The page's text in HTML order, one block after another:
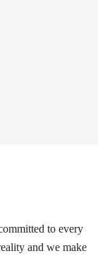
to every
and we make